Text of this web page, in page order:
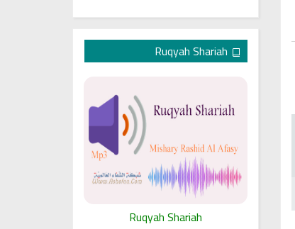
Ruqyah Shariah